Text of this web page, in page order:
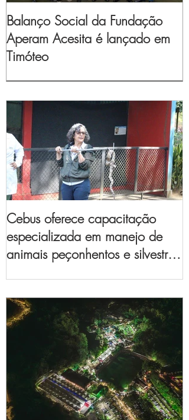
Balanço Social da Fundação
Aperam Acesita é lançado em
Timóteo
Cebus oferece capacitação
especializada em manejo de
animais peçonhentos e silvestres